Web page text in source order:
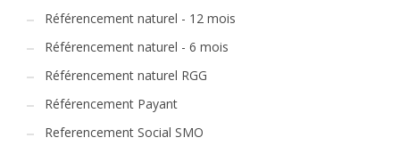
Référencement naturel - 12 mois
Référencement naturel - 6 mois
Référencement naturel RGG
Référencement Payant
Referencement Social SMO